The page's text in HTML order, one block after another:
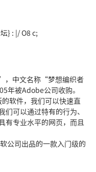
} : |/ O8 c;
，中文名称“梦想编织者
年被Adobe公司收购。
软件，我们可以快速直
们可以通过特有的行为、
有专业水平的网页，而且
公司出品的一款入门级的